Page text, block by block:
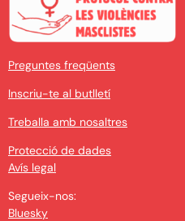
Preguntes freqüents
Inscriu-te al butlletí
Treballa amb nosaltres
Protecció de dades
Avís legal
Segueix-nos:
Bluesky